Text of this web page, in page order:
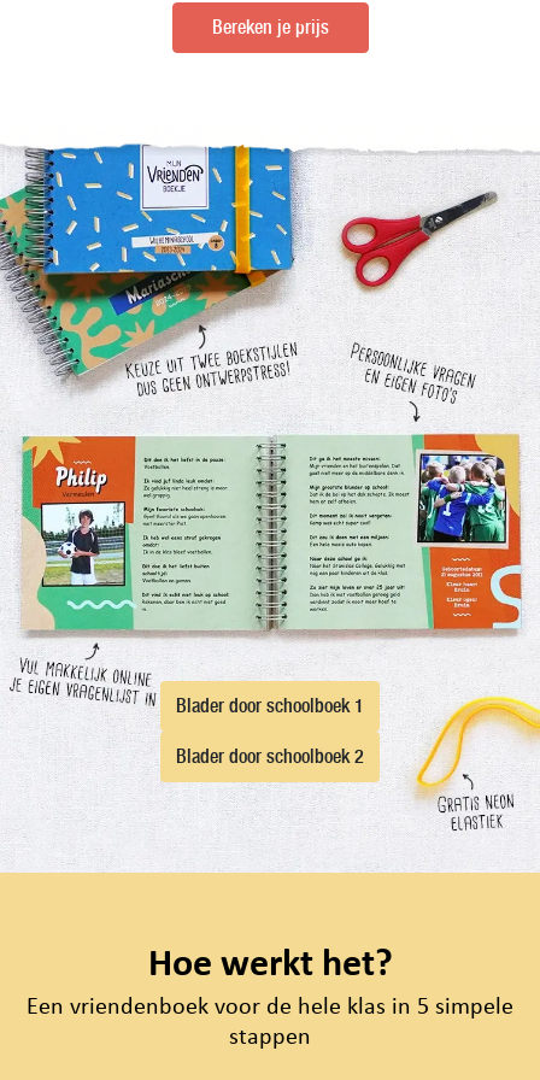
Bereken je prijs
Blader door schoolboek 1
Blader door schoolboek 2
Hoe werkt het?
Een vriendenboek voor de hele klas in 5 simpele
stappen